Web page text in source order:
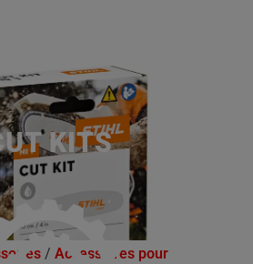
KITS
/ Accessoires pour